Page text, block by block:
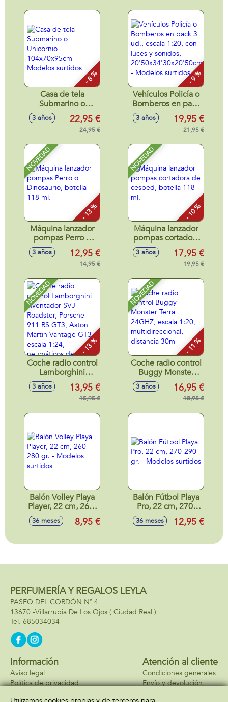
- 8 %
Casa de tela
Submarino o
Unicornio
104x70x95cm -
Modelos surtidos
3 años 22,95 €
24,95 €
- 9 %
Vehículos Policía o
Bomberos en pack
3 ud., escala 1:20,
con luces y
- Modelos surtidos
3 años 19,95 €
21,95 €
NOVEDAD
- 13 %
Máquina lanzador
pompas Perro o
Dinosaurio, botella
118 ml.
3 años 12,95 €
14,95 €
NOVEDAD
- 10 %
Máquina lanzador
pompas cortadora
de cesped, botella
118 ml.
3 años 17,95 €
19,95 €
NOVEDAD
- 13 %
Coche radio control
Lamborghini
Aventador SVJ
Roadster, Porsche
911 RS GT3, Aston
goma, con luces -
Modelos surtidos
3 años 13,95 €
15,95 €
NOVEDAD
- 11 %
Coche radio control
Buggy Monster
Terra 24GHZ,
escala 1:20,
multidireccional,
3 años 16,95 €
18,95 €
Balón Volley Playa
Player, 22 cm, 260-
280 gr. - Modelos
surtidos
36 meses 8,95 €
Balón Fútbol Playa
Pro, 22 cm, 270-
290 gr. - Modelos
surtidos
36 meses 12,95 €
PERFUMERÍA Y REGALOS LEYLA
PASEO DEL CORDÓN Nº 4
13670 -Villarrubia De Los Ojos ( Ciudad Real )
685034034
Información
Aviso legal
Política de privacidad
Atención al cliente
Condiciones generales
Envío y devolución